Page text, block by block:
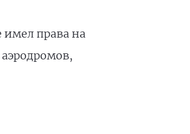
имел права на